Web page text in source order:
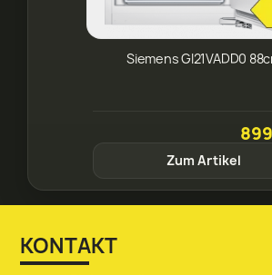
Siemens GI21VADD0
Zum Artikel
KONTAKT